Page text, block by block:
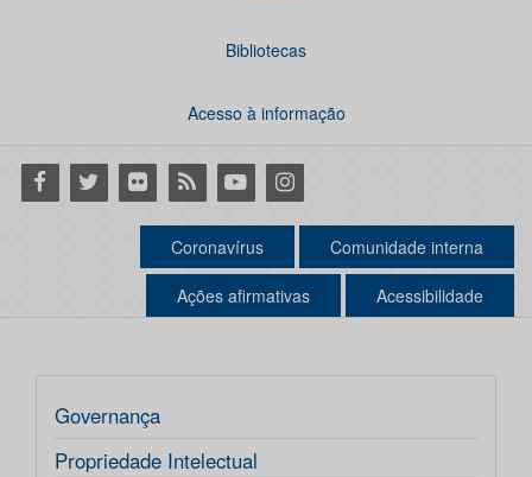
Bibliotecas
Acesso à informação
Facebook
Twitter Flickr RSS YoutubeInstagram
Coronavírus Comunidade interna
Ações afirmativas Acessibilidade
Governança
Propriedade Intelectual